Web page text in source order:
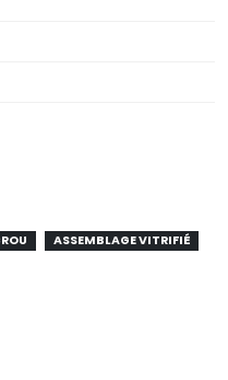
ASSEMBLAGE VITRIFIÉ